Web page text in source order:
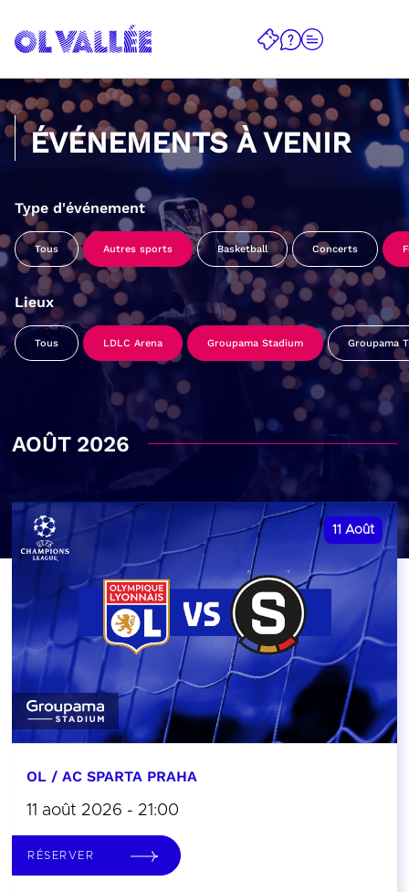
ÉVÉNEMENTS À VENIR
Type d'événement
Tous Autres sports Basketball Concerts
Lieux
Tous LDLC Arena Groupama Stadium Groupama
AOÛT 2026
11 Août
OL / AC SPARTA PRAHA
11 août 2026 - 21:00
RÉSERVER